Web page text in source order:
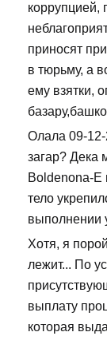
приносят
в тюрьму, а
ему взятки,
Олала 09-
загар? Дека
Boldenona-E
тело
выполнении
Хотя, я
лежит... По
выплату
которая